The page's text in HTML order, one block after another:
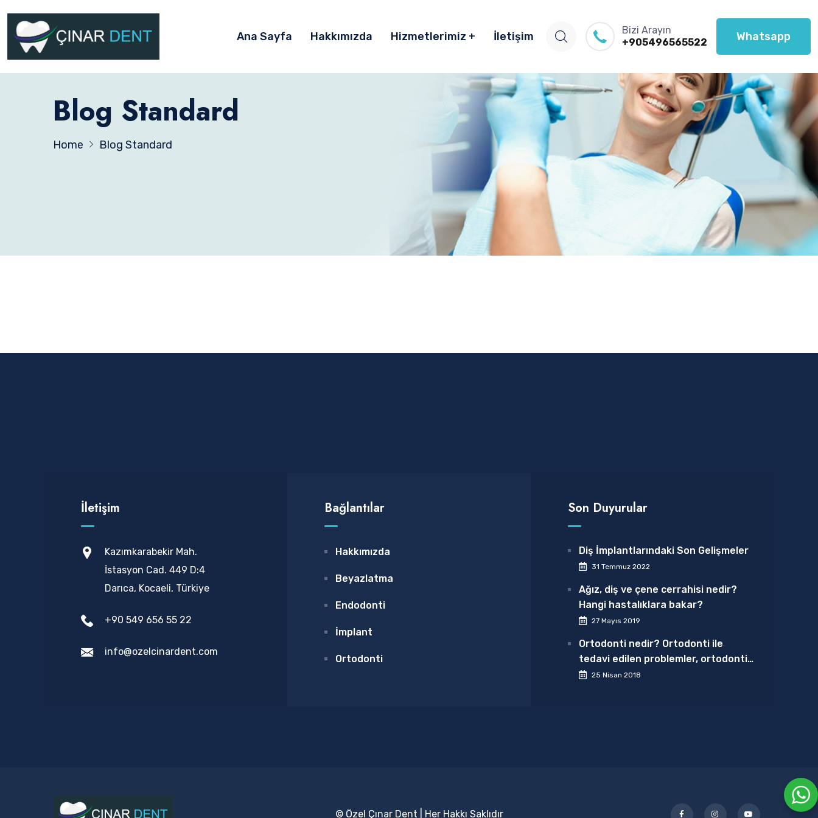
Ana Sayfa Hakkımızda Hizmetlerimiz İletişim
Bizi Arayın
+905496565522
Whatsapp
Blog Standard
Home Blog Standard
İletişim
Kazımkarabekir Mah.
İstasyon Cad. 449 D:4
Darıca, Kocaeli, Türkiye
+90 549 656 55 22
info@ozelcinardent.com
Bağlantılar
Hakkımızda
Beyazlatma
Endodonti
İmplant
Ortodonti
Son Duyurular
Diş İmplantlarındaki Son Gelişmeler
31 Temmuz 2022
Ağız, diş ve çene cerrahisi nedir?
Hangi hastalıklara bakar?
27 Mayıs 2019
Ortodonti nedir? Ortodonti ile
tedavi edilen problemler, ortodontik
tedavi nasıl olur?
25 Nisan 2018
© Özel Çınar Dent | Her Hakkı Saklıdır